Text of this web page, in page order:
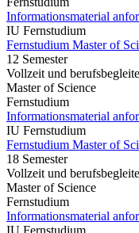
Informationsmaterial
IU Fernstudium
Fernstudium Master of
12 Semester
Vollzeit und
Master of Science
Fernstudium
Informationsmaterial
IU Fernstudium
Fernstudium Master of
18 Semester
Vollzeit und
Master of Science
Fernstudium
Informationsmaterial
IU Fernstudium